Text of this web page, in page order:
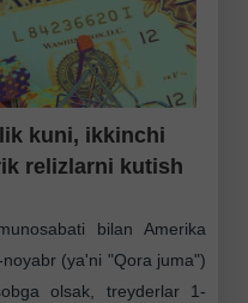
kuni, ikkinchi
relizlarni kutish
bilan Amerika
(ya'ni "Qora juma")
olsak, treyderlar 1-